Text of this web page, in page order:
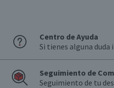
Centro de Ayuda
Si tienes alguna duda
Seguimiento de
Seguimiento de tu